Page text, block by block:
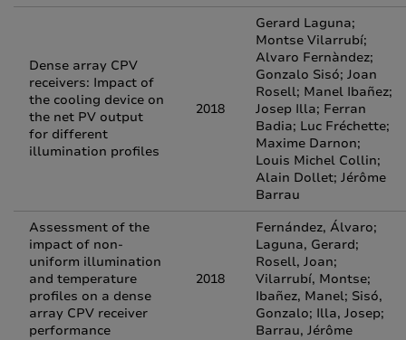
Dense array CPV
receivers: Impact of
the cooling device on
the net PV output
for different
illumination profiles
2018
Gerard Laguna;
Montse Vilarrubí;
Alvaro Fernàndez;
Gonzalo Sisó; Joan
Rosell; Manel Ibañez;
Josep Illa; Ferran
Badia; Luc Fréchette;
Maxime Darnon;
Louis Michel Collin;
Alain Dollet; Jérôme
Barrau
Assessment of the
impact of non-
uniform illumination
and temperature
profiles on a dense
array CPV receiver
performance
2018
Fernández, Álvaro;
Laguna, Gerard;
Rosell, Joan;
Vilarrubí, Montse;
Ibañez, Manel; Sisó,
Gonzalo; Illa, Josep;
Barrau, Jérôme